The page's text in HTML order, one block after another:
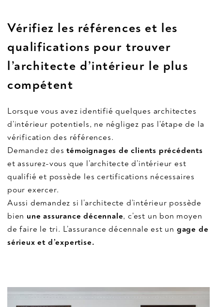
Vérifiez les références et les
qualifications pour trouver
l’architecte d’intérieur le plus
compétent
Lorsque vous avez identifié quelques architectes
d’intérieur potentiels, ne négligez pas l’étape de la
vérification des références.
Demandez destémoignages de clients précédents
et assurez-vous que l’architecte d’intérieur est
qualifié et possède les certifications nécessaires
pour exercer.
Aussi demandez si l’architecte d’intérieur possède
bien une assurance décennale, c’est un bon moyen
de faire le tri. L’assurance décennale est un gage de
sérieux et d’expertise.